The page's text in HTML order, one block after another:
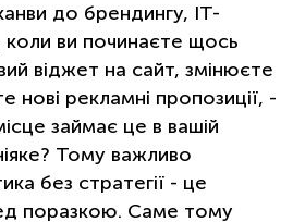
до брендингу, ІТ-
ви починаєте щось
віджет на сайт, змінюєте
нові рекламні пропозиції, -
займає це в вашій
Тому важливо
без стратегії - це
поразкою. Саме тому